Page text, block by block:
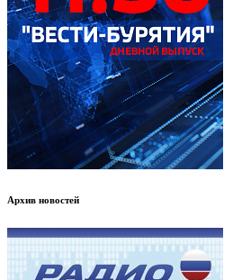
Архив новостей